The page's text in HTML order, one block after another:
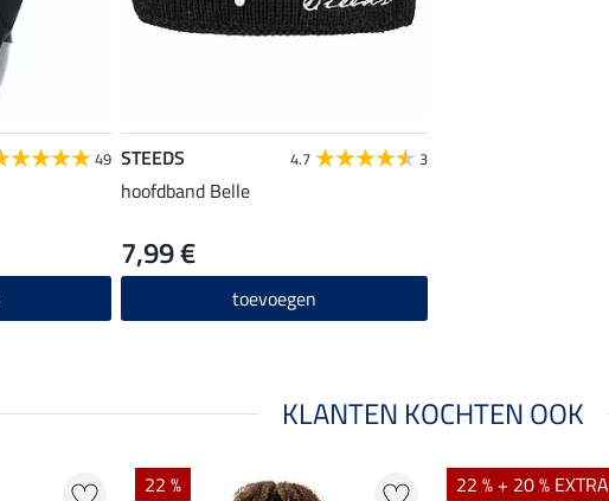
49 STEEDS 4.7 3
hoofdband Belle
7,99 €
toevoegen
KLANTEN KOCHTEN OOK
22 % 22 % + 20 % EXTRA